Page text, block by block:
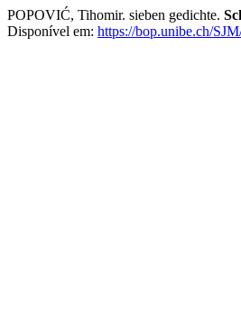
POPOVIĆ, Tihomir. sieben gedichte.
Disponível em: https://bop.unibe.ch/